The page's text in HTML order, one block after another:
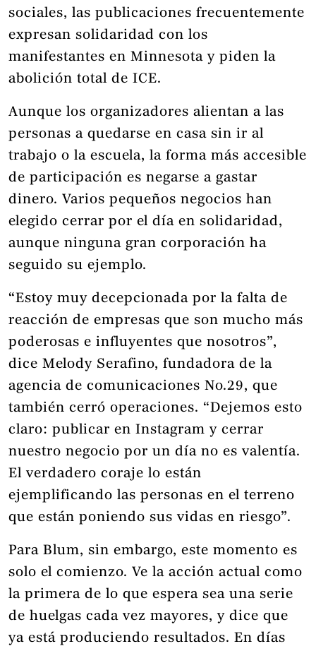
sociales, las publicaciones frecuentemente
expresan solidaridad con los
manifestantes en Minnesota y piden la
abolición total de ICE.
Aunque los organizadores alientan a las
personas a quedarse en casa sin ir al
trabajo o la escuela, la forma más accesible
de participación es negarse a gastar
dinero. Varios pequeños negocios han
elegido cerrar por el día en solidaridad,
aunque ninguna gran corporación ha
seguido su ejemplo.
“Estoy muy decepcionada por la falta de
reacción de empresas que son mucho más
poderosas e influyentes que nosotros”,
dice Melody Serafino, fundadora de la
agencia de comunicaciones No.29, que
también cerró operaciones. “Dejemos esto
claro: publicar en Instagram y cerrar
nuestro negocio por un día no es valentía.
El verdadero coraje lo están
ejemplificando las personas en el terreno
que están poniendo sus vidas en riesgo”.
Para Blum, sin embargo, este momento es
solo el comienzo. Ve la acción actual como
la primera de lo que espera sea una serie
de huelgas cada vez mayores, y dice que
ya está produciendo resultados. En días